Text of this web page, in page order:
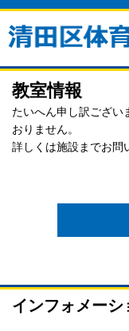
教室情報
たいへん申し訳ござい
おりません。
詳しくは施設までお問
インフォメーシ